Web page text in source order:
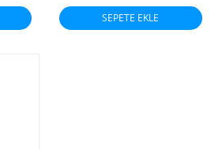
SEPETE EKLE